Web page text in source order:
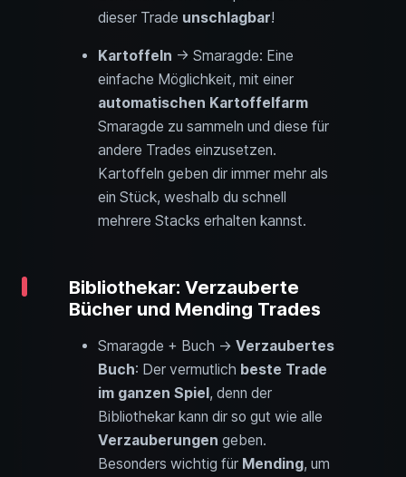
dieser Trade unschlagbar!
Kartoffeln → Smaragde: Eine
einfache Möglichkeit, mit einer
automatischen Kartoffelfarm
Smaragde zu sammeln und diese für
andere Trades einzusetzen.
Kartoffeln geben dir immer mehr als
ein Stück, weshalb du schnell
mehrere Stacks erhalten kannst.
Bibliothekar: Verzauberte
Bücher und Mending Trades
Smaragde + Buch → Verzaubertes
Buch: Der vermutlich beste Trade
im ganzen Spiel, denn der
Bibliothekar kann dir so gut wie alle
Verzauberungen geben.
Besonders wichtig für Mending, um